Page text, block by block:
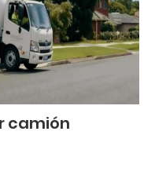
camión